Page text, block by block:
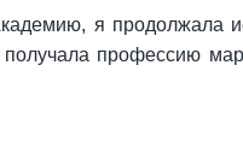
я продолжала
профессию